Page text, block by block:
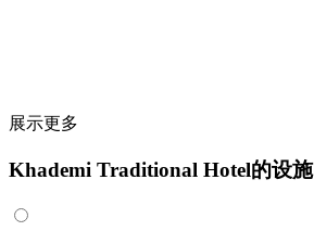
展示更多
Khademi Traditional Hotel的设施